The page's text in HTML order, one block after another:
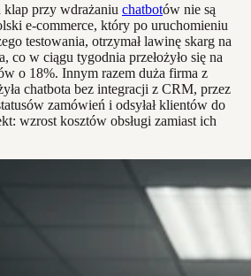
klap przy wdrażaniu chatbotów nie są
e-commerce, który po uruchomieniu
testowania, otrzymał lawinę skarg na
co w ciągu tygodnia przełożyło się na
o 18%. Innym razem duża firma z
chatbota bez integracji z CRM, przez
zamówień i odsyłał klientów do
wzrost kosztów obsługi zamiast ich